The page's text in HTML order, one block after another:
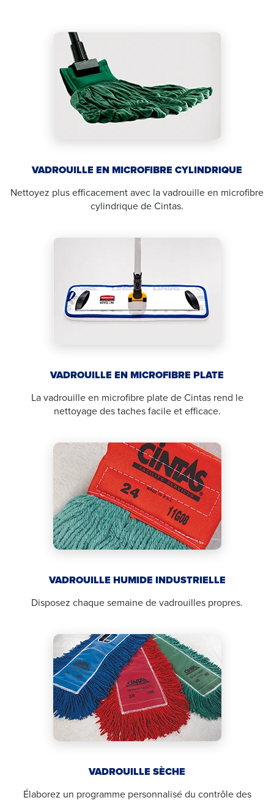
VADROUILLE EN MICROFIBRE CYLINDRIQUE
Nettoyez plus efficacement avec la vadrouille en microfibre
cylindrique de Cintas.
VADROUILLE EN MICROFIBRE PLATE
La vadrouille en microfibre plate de Cintas rend le
nettoyage des taches facile et efficace.
VADROUILLE HUMIDE INDUSTRIELLE
Disposez chaque semaine de vadrouilles propres.
VADROUILLE SÈCHE
Élaborez un programme personnalisé du contrôle des